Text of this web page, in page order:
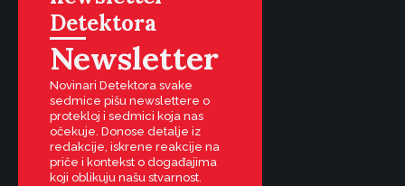
Detektora
Newsletter
Novinari Detektora svake
sedmice pišu newslettere o
protekloj i sedmici koja nas
očekuje. Donose detalje iz
redakcije, iskrene reakcije na
priče i kontekst o događajima
koji oblikuju našu stvarnost.